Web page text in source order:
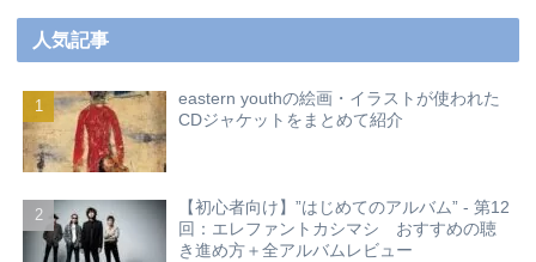
人気記事
eastern youthの絵画・イラストが使われた
CDジャケットをまとめて紹介
【初心者向け】”はじめてのアルバム” - 第12
回：エレファントカシマシ おすすめの聴
き進め方＋全アルバムレビュー